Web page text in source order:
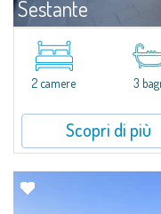
Sestante
Porto Cervo
​Esclusivo appartamento
Porto Cervo.All’interno de Il
immerso in un curato parco
2 camere 3
Scopri di più